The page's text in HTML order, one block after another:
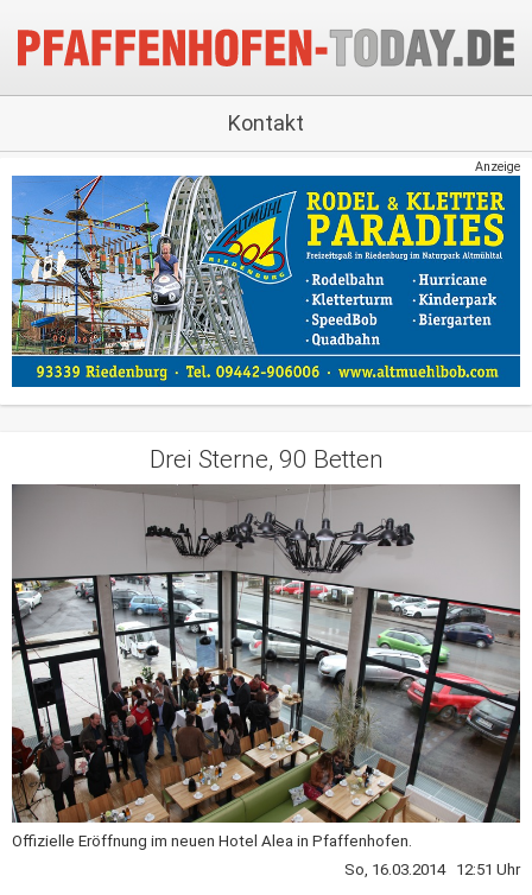
Kontakt
Anzeige
Drei Sterne, 90 Betten
Offizielle Eröffnung im neuen Hotel Alea in Pfaffenhofen.
So, 16.03.2014 12:51 Uhr